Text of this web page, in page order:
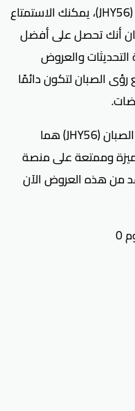
باستخدام كود خصم نون رؤى الصبان (JHY56)، يمكنك الاستمتاع
أنك تحصل على أفضل
والعروض
رؤى الصبان لتكون دائمًا
ختاماً، لا تنسَ أن كود خصم نون رؤى الصبان (JHY56) هما
وممتعة على منصة
من هذه العروض الآن